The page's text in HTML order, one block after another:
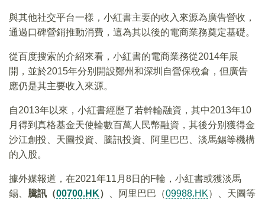
與其他社交平台一樣，小紅書主要的收入來源為廣告營收，
通過口碑營銷推動消費，這為其以後的電商業務奠定基礎。
從百度搜索的介紹來看，小紅書的電商業務從2014年展
開，並於2015年分别開設鄭州和深圳自營保稅倉，但廣告
應仍是其主要收入來源。
自2013年以來，小紅書經歷了若幹輪融資，其中2013年10
月得到真格基金天使輪數百萬人民幣融資，其後分别獲得金
沙江創投、天圖投資、騰訊投資、阿里巴巴、淡馬錫等機構
的入股。
據外媒報道，在2021年11月8日的F輪，小紅書或獲淡馬
錫、 騰訊（00700.HK） 、阿里巴巴（09988.HK）、天圖等